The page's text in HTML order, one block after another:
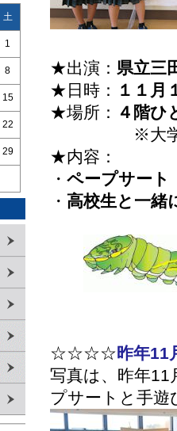
土
1
8
15
22
29
★出演： 県立三
★日時： １１月
★場所： ４階ひ
※大学生以
★内容：
・ ペープサート
・ 高校生と一緒
☆☆☆☆昨年11
写真は、昨年
プサートと手